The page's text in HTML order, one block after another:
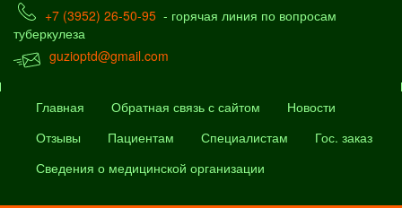
+7 (3952) 26-50-95 - горячая линия по вопросам
туберкулеза
guzioptd@gmail.com
Главная Обратная связь с сайтом
Новости
Отзывы
Пациентам Специалистам
Гос. заказ
Сведения о медицинской организации